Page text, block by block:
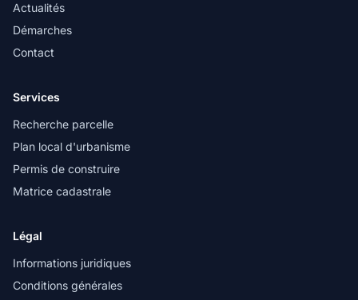
Actualités
Démarches
Contact
Services
Recherche parcelle
Plan local d'urbanisme
Permis de construire
Matrice cadastrale
Légal
Informations juridiques
Conditions générales